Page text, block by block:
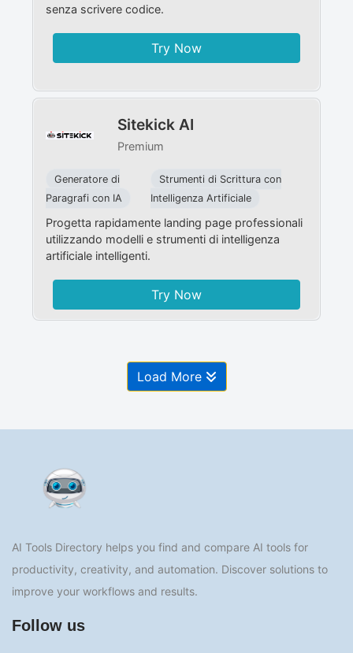
senza scrivere codice.
Try Now
Sitekick AI
Premium
Generatore di
Paragrafi con IA
Strumenti di Scrittura con
Intelligenza Artificiale
Progetta rapidamente landing page professionali
utilizzando modelli e strumenti di intelligenza
artificiale intelligenti.
Try Now
Load More
AI Tools Directory helps you find and compare AI tools for
productivity, creativity, and automation. Discover solutions to
improve your workflows and results.
Follow us